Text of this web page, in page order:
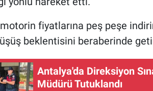
fiyatlarına peş peşe
beklentisini beraberinde
Antalya'da Direksiyon
Müdürü Tutuklandı